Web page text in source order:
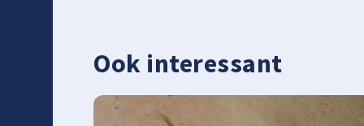
Ook interessant